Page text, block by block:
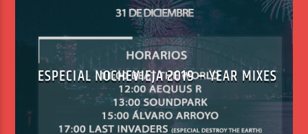
ESPECIAL NOCHEVIEJA 2019 – YEAR MIXES